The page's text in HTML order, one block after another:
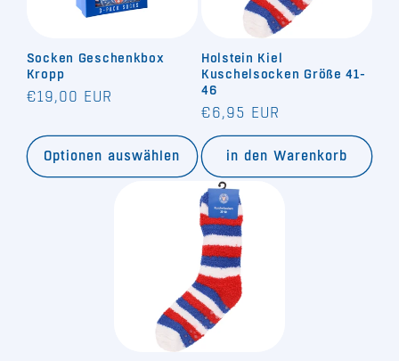
Socken Geschenkbox
Kropp
Normaler
€19,00 EUR
Optionen auswählen
Holstein Kiel
Kuschelsocken Größe 41-
46
Normaler
Preis
€6,95 EUR
in den Warenkorb